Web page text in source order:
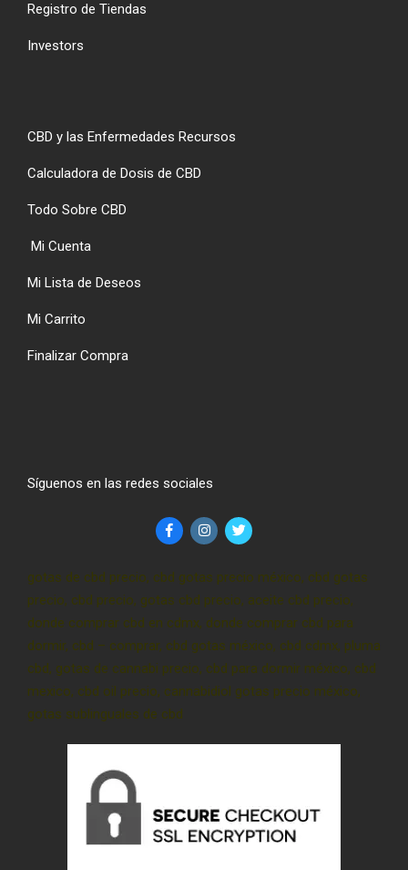
Registro de Tiendas
Investors
CBD y las Enfermedades Recursos
Calculadora de Dosis de CBD
Todo Sobre CBD
Mi Cuenta
Mi Lista de Deseos
Mi Carrito
Finalizar Compra
Síguenos en las redes sociales
gotas de cbd precio, cbd gotas precio méxico, cbd gotas
precio, cbd precio, gotas cbd precio, aceite cbd precio,
donde comprar cbd en cdmx, donde comprar cbd para
dormir, cbd – comprar, cbd gotas méxico, cbd cdmx, pluma
cbd, gotas de cannabi precio, cbd para dormir méxico, cbd
mexico, cbd oil precio, cannabidiol gotas precio méxico,
gotas sublinguales de cbd